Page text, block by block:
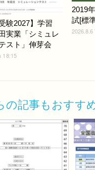
験2027】学習
実業「シミュレ
スト」伸芽会
18:15
2019
試[標
の記事もおすす